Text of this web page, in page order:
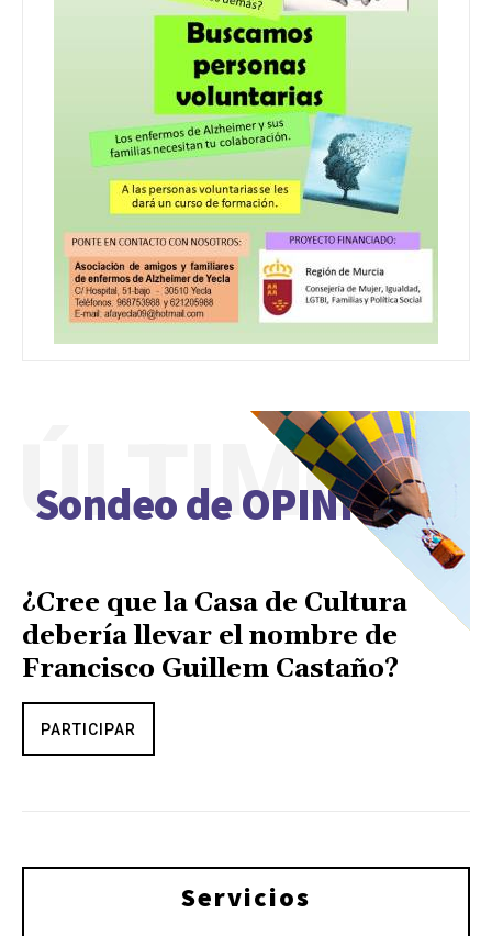
Sondeo de OPINIÓN
ÚLTIMO
¿Cree que la Casa de Cultura
debería llevar el nombre de
Francisco Guillem Castaño?
PARTICIPAR
Servicios